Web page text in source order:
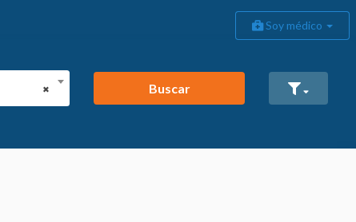
Soy médico
×
Buscar